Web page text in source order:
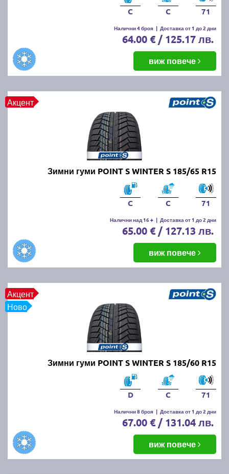
C C 71
Налични 4 броя | Доставка от 1 до 2 дни
64.00 € / 125.17 лв.
виж повече
Акцент
Зимни гуми POINT S WINTER S 185/65 R15
C C 71
Налични над 16 + | Доставка от 1 до 2 дни
65.00 € / 127.13 лв.
виж повече
Акцент
Ново
Зимни гуми POINT S WINTER S 185/60 R15
D C 71
Налични 8 броя | Доставка от 1 до 2 дни
67.00 € / 131.04 лв.
виж повече